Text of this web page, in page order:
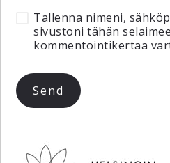
Tallenna nimeni,
sivustoni tähän
kommentointikertaa